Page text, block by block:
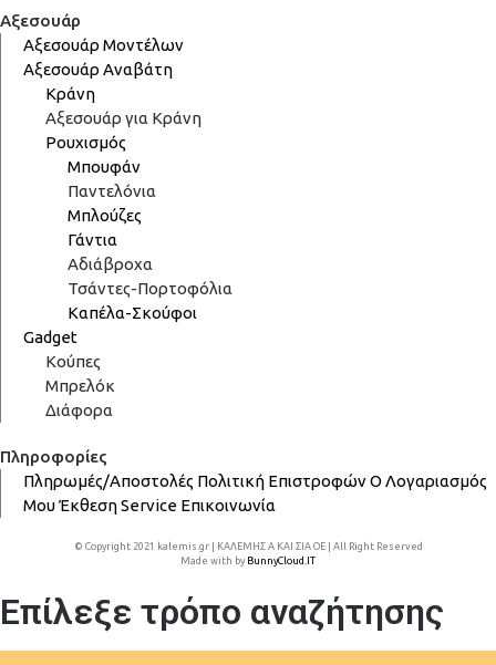
Αξεσουάρ
Αξεσουάρ Μοντέλων
Αξεσουάρ Αναβάτη
Κράνη
Αξεσουάρ για Κράνη
Ρουχισμός
Μπουφάν
Παντελόνια
Μπλούζες
Γάντια
Αδιάβροχα
Τσάντες-Πορτοφόλια
Καπέλα-Σκούφοι
Gadget
Κούπες
Μπρελόκ
Διάφορα
Πληροφορίες
Πληρωμές/Αποστολές Πολιτική ΕπιστροφώνΟ Λογαριασμός
ΜουΈκθεσηService Επικοινωνία
© Copyright 2021 kalemis.gr | ΚΑΛΕΜΗΣ Α ΚΑΙ ΣΙΑ ΟΕ | All Right Reserved
Made with by BunnyCloud.IT
Επίλεξε τρόπο αναζήτησης